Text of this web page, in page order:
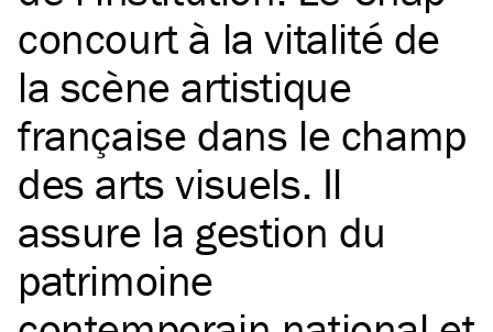
concourt à la vitalité de
la scène artistique
française dans le champ
des arts visuels. Il
assure la gestion du
patrimoine